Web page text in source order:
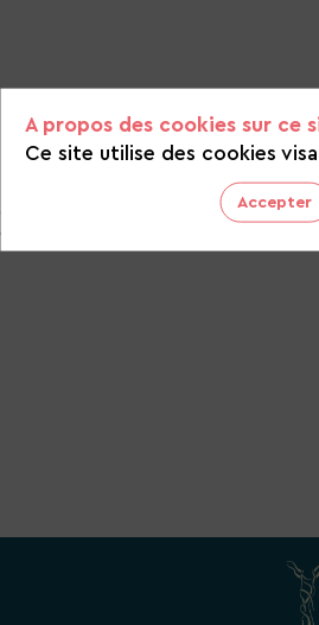
en fin de cycle et
responsables et
A propos des cookies sur ce
Ce site utilise des cookies
Accepter